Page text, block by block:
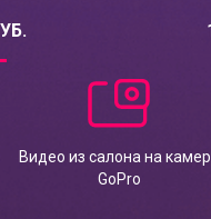
Видео из салона на
GoPro